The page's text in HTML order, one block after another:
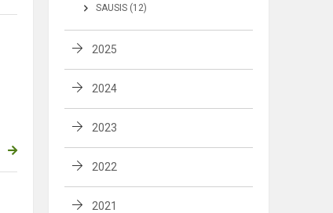
SAUSIS (12)
2025
2024
2023
2022
2021